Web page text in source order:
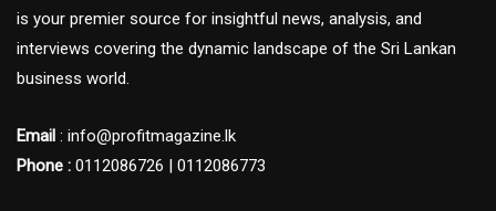
is your premier source for insightful news, analysis, and
interviews covering the dynamic landscape of the Sri Lankan
business world.
Email : info@profitmagazine.lk
Phone : 0112086726 | 0112086773